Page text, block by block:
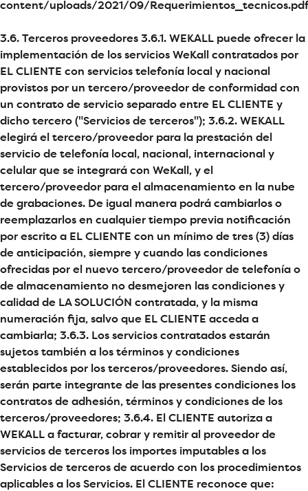
content/uploads/2021/09/Requerimientos_tecnicos.pdf
3.6. Terceros proveedores 3.6.1. WEKALL puede ofrecer la
implementación de los servicios WeKall contratados por
EL CLIENTE con servicios telefonía local y nacional
provistos por un tercero/proveedor de conformidad con
un contrato de servicio separado entre EL CLIENTE y
dicho tercero ("Servicios de terceros"); 3.6.2. WEKALL
elegirá el tercero/proveedor para la prestación del
servicio de telefonía local, nacional, internacional y
celular que se integrará con WeKall, y el
tercero/proveedor para el almacenamiento en la nube
de grabaciones. De igual manera podrá cambiarlos o
reemplazarlos en cualquier tiempo previa notificación
por escrito a EL CLIENTE con un mínimo de tres (3) días
de anticipación, siempre y cuando las condiciones
ofrecidas por el nuevo tercero/proveedor de telefonía o
de almacenamiento no desmejoren las condiciones y
calidad de LA SOLUCIÓN contratada, y la misma
numeración fija, salvo que EL CLIENTE acceda a
cambiarla; 3.6.3. Los servicios contratados estarán
sujetos también a los términos y condiciones
establecidos por los terceros/proveedores. Siendo así,
serán parte integrante de las presentes condiciones los
contratos de adhesión, términos y condiciones de los
terceros/proveedores; 3.6.4. El CLIENTE autoriza a
WEKALL a facturar, cobrar y remitir al proveedor de
servicios de terceros los importes imputables a los
Servicios de terceros de acuerdo con los procedimientos
aplicables a los Servicios. El CLIENTE reconoce que: